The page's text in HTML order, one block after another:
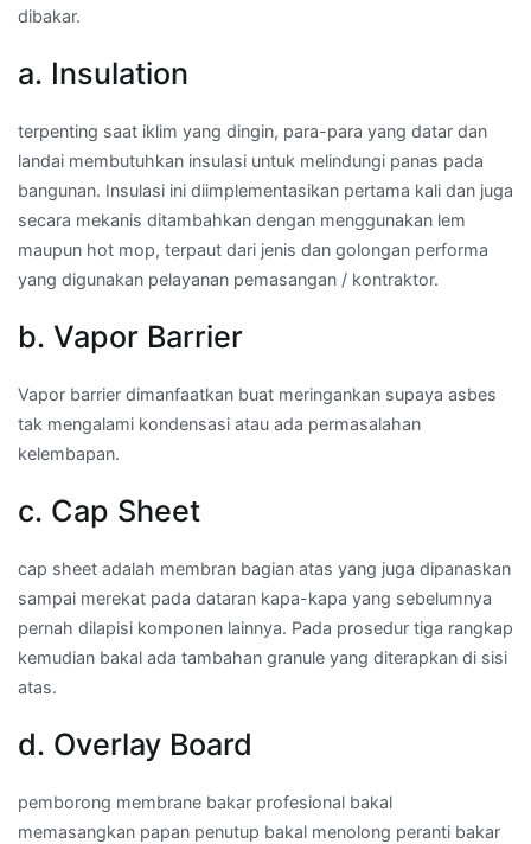
dibakar.
a. Insulation
terpenting saat iklim yang dingin, para-para yang datar dan
landai membutuhkan insulasi untuk melindungi panas pada
bangunan. Insulasi ini diimplementasikan pertama kali dan juga
secara mekanis ditambahkan dengan menggunakan lem
maupun hot mop, terpaut dari jenis dan golongan performa
yang digunakan pelayanan pemasangan / kontraktor.
b. Vapor Barrier
Vapor barrier dimanfaatkan buat meringankan supaya asbes
tak mengalami kondensasi atau ada permasalahan
kelembapan.
c. Cap Sheet
cap sheet adalah membran bagian atas yang juga dipanaskan
sampai merekat pada dataran kapa-kapa yang sebelumnya
pernah dilapisi komponen lainnya. Pada prosedur tiga rangkap
kemudian bakal ada tambahan granule yang diterapkan di sisi
atas.
d. Overlay Board
pemborong membrane bakar profesional bakal
memasangkan papan penutup bakal menolong peranti bakar